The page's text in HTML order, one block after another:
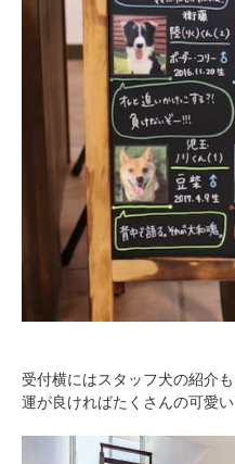
受付横にはスタッフ犬の紹介も
運が良ければたくさんの可愛